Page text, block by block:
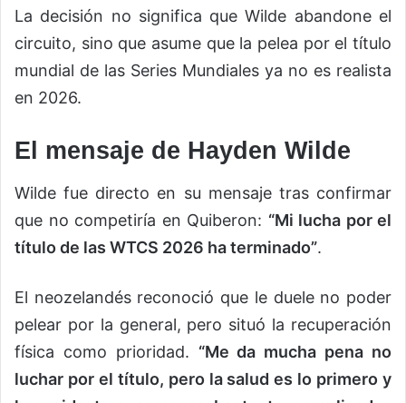
La decisión no significa que Wilde abandone el
circuito, sino que asume que la pelea por el título
mundial de las Series Mundiales ya no es realista
en 2026.
El mensaje de Hayden Wilde
Wilde fue directo en su mensaje tras confirmar
que no competiría en Quiberon: “Mi lucha por el
título de las WTCS 2026 ha terminado”.
El neozelandés reconoció que le duele no poder
pelear por la general, pero situó la recuperación
física como prioridad. “Me da mucha pena no
luchar por el título, pero la salud es lo primero y